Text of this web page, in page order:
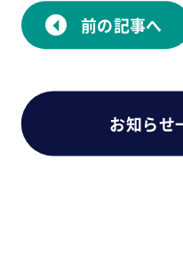
前の記事へ
お知らせ